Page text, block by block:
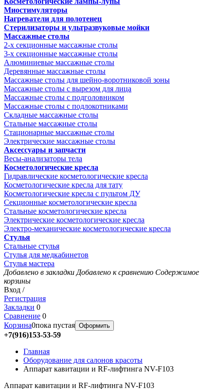
Миостимуляторы
Нагреватели для полотенец
Стерилизаторы и ультразвуковые мойки
Массажные столы
2-х секционные массажные столы
3-х секционные массажные столы
Алюминиевые массажные столы
Деревянные массажные столы
Массажные столы для шейно-воротниковой зоны
Массажные столы с вырезом для лица
Массажные столы с подголовником
Массажные столы с подлокотниками
Складные массажные столы
Стальные массажные столы
Стационарные массажные столы
Электрические массажные столы
Аксессуары и запчасти
Весы-анализаторы тела
Косметологические кресла
Гидравлические косметологические кресла
Косметологические кресла для тату
Косметологические кресла с пультом ДУ
Секционные косметологические кресла
Стальные косметологические кресла
Электрические косметологические кресла
Электро-механические косметологические кресла
Стулья
Стальные стулья
Стулья для медкабинетов
Стулья мастера
Добавлено в закладки Добавлено к сравнению Содержимое
корзины
Вход /
Регистрация
Закладки 0
Сравнение 0
Корзина0пока пустая Оформить
+7(916)153-53-59
Главная
Оборудование для салонов красоты
Аппарат кавитации и RF-лифтинга NV-F103
Аппарат кавитации и RF-лифтинга NV-F103